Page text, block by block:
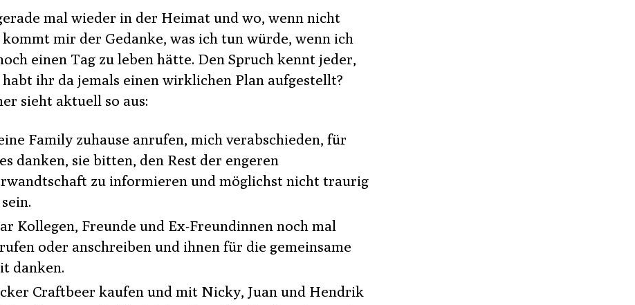
Death
mal wieder in der Heimat und wo, wenn nicht
mir der Gedanke, was ich tun würde, wenn ich
einen Tag zu leben hätte. Den Spruch kennt jeder,
habt ihr da jemals einen wirklichen Plan aufgestellt?
sieht aktuell so aus:
Family zuhause anrufen, mich verabschieden, für
danken, sie bitten, den Rest der engeren
zu informieren und möglichst nicht traurig
Kollegen, Freunde und Ex-Freundinnen noch mal
oder anschreiben und ihnen für die gemeinsame
danken.
Craftbeer kaufen und mit Nicky, Juan und Hendrik